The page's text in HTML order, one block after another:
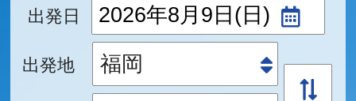
出発日
出発地